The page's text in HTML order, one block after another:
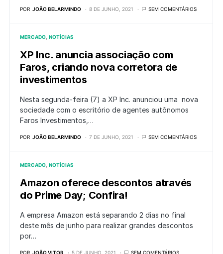
POR JOÃO BELARMINDO 8 DE JUNHO, 2021 SEM COMENTÁRIOS
MERCADO NOTÍCIAS
XP Inc. anuncia associação com
Faros, criando nova corretora de
investimentos
Nesta segunda-feira (7) a XP Inc. anunciou uma nova
sociedade com o escritório de agentes autônomos
Faros Investimentos,…
POR JOÃO BELARMINDO 7 DE JUNHO, 2021 SEM COMENTÁRIOS
MERCADO NOTÍCIAS
Amazon oferece descontos através
do Prime Day; Confira!
A empresa Amazon está separando 2 dias no final
deste mês de junho para realizar grandes descontos
por…
POR JOÃO VITOR 5 DE JUNHO, 2021 SEM COMENTÁRIOS